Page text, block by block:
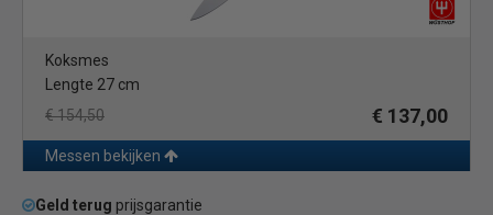
Koksmes
Lengte 27 cm
€ 154,50
€ 137,00
Messen bekijken
Geld terug prijsgarantie